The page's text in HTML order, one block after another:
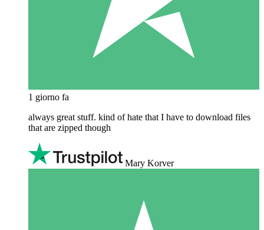
1 giorno fa
always great stuff. kind of hate that I have to download files
that are zipped though
Mary Korver